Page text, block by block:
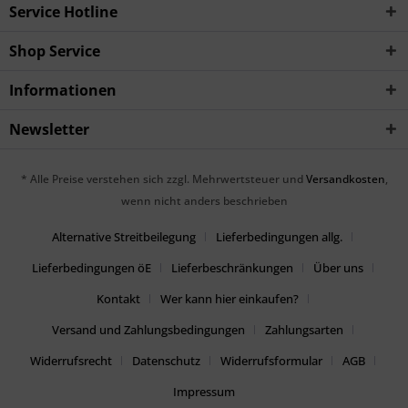
Service Hotline
Shop Service
Informationen
Newsletter
* Alle Preise verstehen sich zzgl. Mehrwertsteuer und Versandkosten,
wenn nicht anders beschrieben
Alternative Streitbeilegung
Lieferbedingungen allg.
Lieferbedingungen öE
Lieferbeschränkungen
Über uns
Kontakt
Wer kann hier einkaufen?
Versand und Zahlungsbedingungen
Zahlungsarten
Widerrufsrecht
Datenschutz Widerrufsformular
AGB
Impressum